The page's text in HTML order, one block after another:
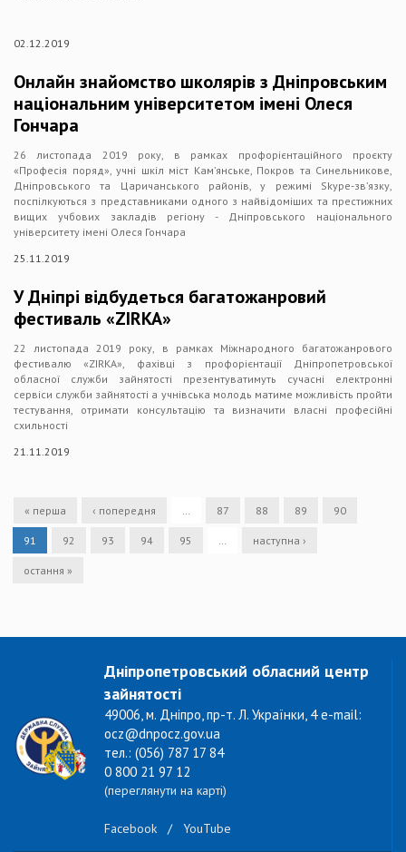
02.12.2019
Онлайн знайомство школярів з Дніпровським
національним університетом імені Олеся
Гончара
26 листопада 2019 року, в рамках профорієнтаційного проєкту
«Професія поряд», учні шкіл міст Кам’янське, Покров та Синельникове,
Дніпровського та Царичанського районів, у режимі Skype-зв’язку,
поспілкуються з представниками одного з найвідоміших та престижних
вищих учбових закладів регіону - Дніпровського національного
університету імені Олеся Гончара
25.11.2019
У Дніпрі відбудеться багатожанровий
фестиваль «ZIRKA»
22 листопада 2019 року, в рамках Міжнародного багатожанрового
фестивалю «ZIRKA», фахівці з профорієнтації Дніпропетровської
обласної служби зайнятості презентуватимуть сучасні електронні
сервіси служби зайнятості а учнівська молодь матиме можливість пройти
тестування, отримати консультацію та визначити власні професійні
схильності
21.11.2019
« перша ‹ попередня 87 88 89 90
91 92 93 94 95 наступна ›
остання »
Дніпропетровський обласний центр
зайнятості
49006, м. Дніпро, пр-т. Л. Українки, 4 e-mail:
ocz@dnpocz.gov.ua
тел.: (056) 787 17 84
0 800 21 97 12
(переглянути на карті)
Facebook / YouTube